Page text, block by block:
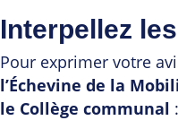
Interpellez
Pour exprimer votre
l’Échevine de la
le Collège communal :